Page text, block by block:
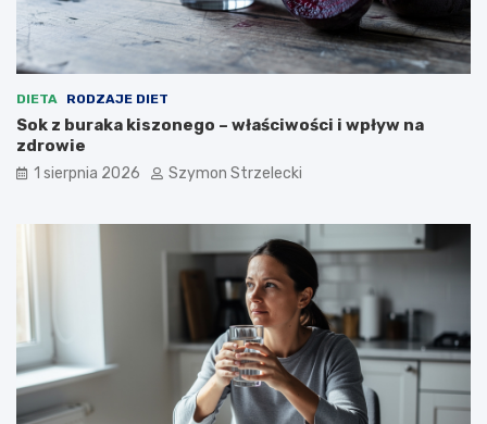
DIETA RODZAJE DIET
Sok z buraka kiszonego – właściwości i wpływ na
zdrowie
1 sierpnia 2026 Szymon Strzelecki